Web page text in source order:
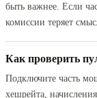
быть важнее. Если
комиссии теряет
Как проверить
Подключите часть
хешрейта,